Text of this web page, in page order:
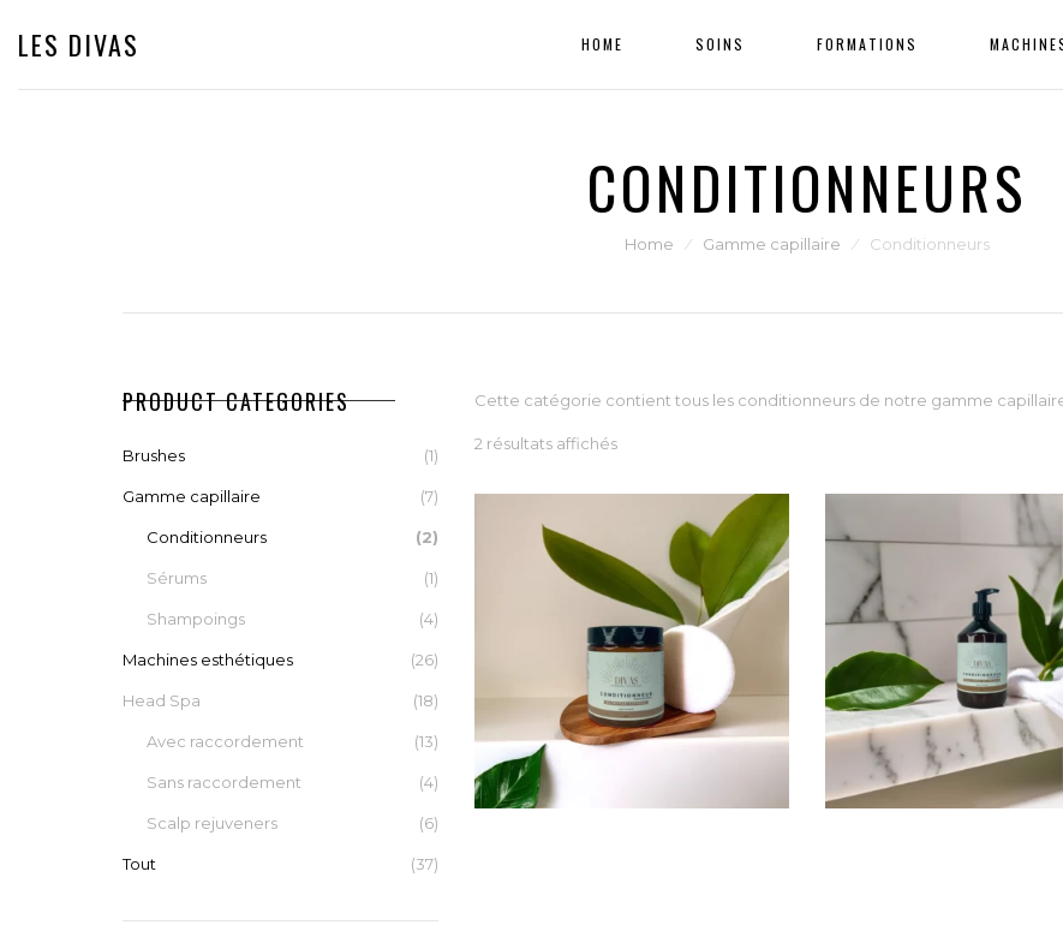
LES DIVAS HOME SOINS FORMATIONS
CONDITIONNEURS
Home ⁄ Gamme capillaire ⁄ Conditionneurs
Cette catégorie contient tous les conditionneurs de notre gamme capillaire
2 résultats affichés
PRODUCT CATEGORIES
Brushes (1)
Gamme capillaire (7)
Conditionneurs (2)
Sérums (1)
Shampoings (4)
Machines esthétiques (26)
Head Spa (18)
Avec raccordement (13)
Sans raccordement (4)
Scalp rejuveners (6)
Tout (37)